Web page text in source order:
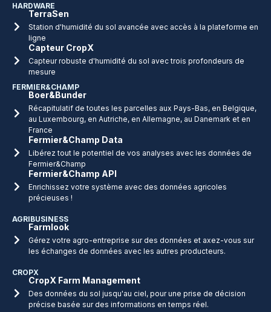
HARDWARE
TerraSen
Station d'humidité du sol avancée avec accès à la plateforme en
ligne
Capteur CropX
Capteur robuste d'humidité du sol avec trois profondeurs de
mesure
FERMIER&CHAMP
Boer&Bunder
Récapitulatif de toutes les parcelles aux Pays-Bas, en Belgique,
au Luxembourg, en Autriche, en Allemagne, au Danemark et en
France
Fermier&Champ Data
Libérez tout le potentiel de vos analyses avec les données de
Fermier&Champ
Fermier&Champ API
Enrichissez votre système avec des données agricoles
précieuses !
AGRIBUSINESS
Farmlook
Gérez votre agro-entreprise sur des données et axez-vous sur
les échanges de données avec les autres producteurs.
CROPX
CropX Farm Management
Des données du sol jusqu'au ciel, pour une prise de décision
précise basée sur des informations en temps réel.